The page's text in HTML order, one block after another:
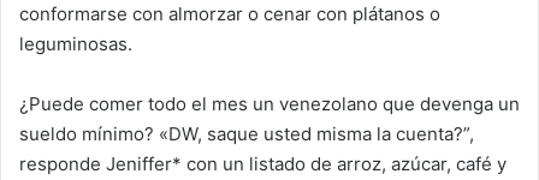
conformarse con almorzar o cenar con plátanos o
leguminosas.
¿Puede comer todo el mes un venezolano que devenga un
sueldo mínimo? «DW, saque usted misma la cuenta?”,
responde Jeniffer* con un listado de arroz, azúcar, café y